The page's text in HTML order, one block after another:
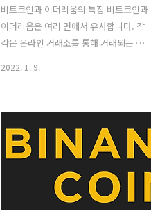
없습니다. 전통적으로 개인의 돈은 그동
안 중앙 권한을 가진 은행에 보관되어 왔
습니다. 게다가, 은행의 전반적인 목표는
래를 처리하고..
비트코인과 이더리움의 특징 비트코인과
이더리움은 여러 면에서 유사합니다. 각
각은 온라인 거래소를 통해 거래되는 디
지 않는 분산형 토큰이고, 블록체인 분산
원장 기술을 사용합니다. 비트코인은 최
초의 암호화폐였고 2009년부터 유통되었
습니다. 그에 비해 이더리움은 훨씬 더 최
근에 개발된 가상화폐로, 2015년에 유통
되었습니다. 비트코인과 이더리움의 출시
사이, 많은 다른 암호화폐들이 등장했습
2022. 1. 9.